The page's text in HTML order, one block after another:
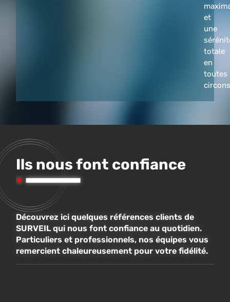
et
une
totale
en
toutes
Ils nous font confiance
Découvrez ici quelques références clients de
SURVEIL qui nous font confiance au quotidien.
Particuliers et professionnels, nos équipes vous
remercient chaleureusement pour votre fidélité.